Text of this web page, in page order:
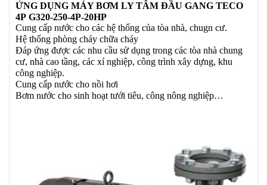
ỨNG DỤNG MÁY BƠM LY TÂM ĐẦU GANG TECO
4P G320-250-4P-20HP
Cung cấp nước cho các hệ thống của tòa nhà, chugn cư.
Hệ thống phòng cháy chữa cháy
Đáp ứng được các nhu cầu sử dụng trong các tòa nhà chung
cư, nhà cao tầng, các xí nghiệp, công trình xây dựng, khu
công nghiệp.
Cung cấp nước cho nồi hơi
Bơm nước cho sinh hoạt tưới tiêu, công nông nghiệp…